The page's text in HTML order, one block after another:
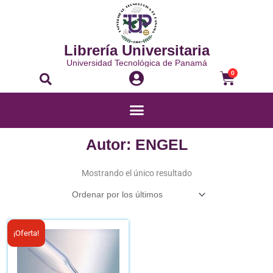
Librería Universitaria
Universidad Tecnológica de Panamá
Buscar 0
Carrito
Menú
Autor: ENGEL
Mostrando el único resultado
¡Oferta!
El
original
El